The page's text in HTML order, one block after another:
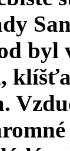
byl